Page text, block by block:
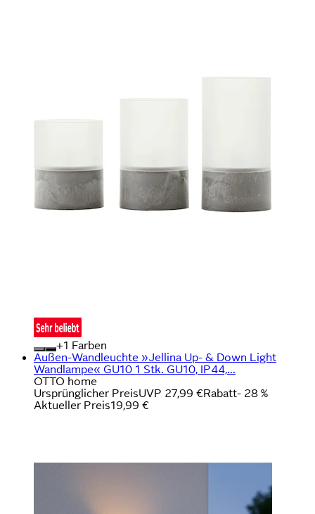
+
Farben
Außen-Wandleuchte »Jellina Up- & Down Light
Wandlampe« GU10 1 Stk. GU10, IP44,...
OTTO home
Ursprünglicher PreisUVP 27,99 €Rabatt- 28 %
Aktueller Preis19,99 €